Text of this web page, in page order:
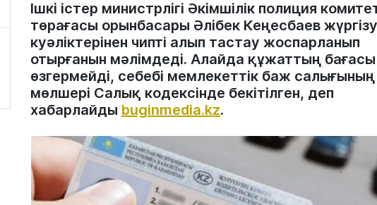
Ішкі істер министрлігі Әкімшілік полиция
төрағасы орынбасары Әлібек Кеңесбаев
куәліктерінен чипті алып тастау жоспарланып
отырғанын мәлімдеді. Алайда құжаттың бағасы
өзгермейді, себебі мемлекеттік баж салығының
мөлшері Салық кодексінде бекітілген, деп
хабарлайды buginmedia.kz.